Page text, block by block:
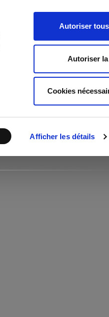
Afficher les détails
Autoriser
Autoriser
Cookies
Français
Société